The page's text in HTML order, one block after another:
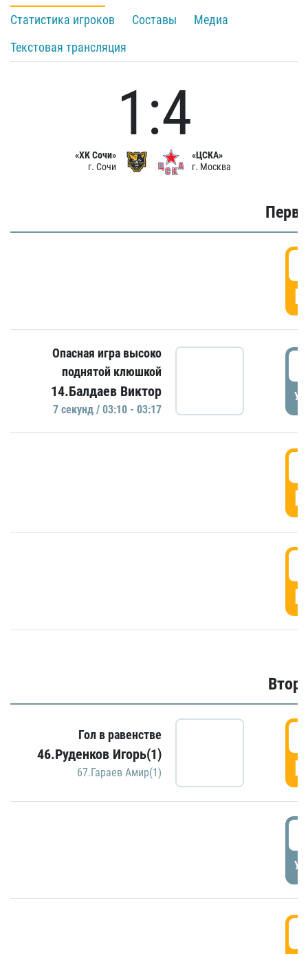
Статистика игроков
Составы
Медиа
Текстовая трансляция
«ХК Сочи»
г. Сочи
1:4
«ЦСКА»
г. Москва
Опасная игра высоко
поднятой клюшкой
14.Балдаев Виктор
7 секунд / 03:10 - 03:17
Гол в равенстве
46.Руденков Игорь(1)
67.Гараев Амир(1)